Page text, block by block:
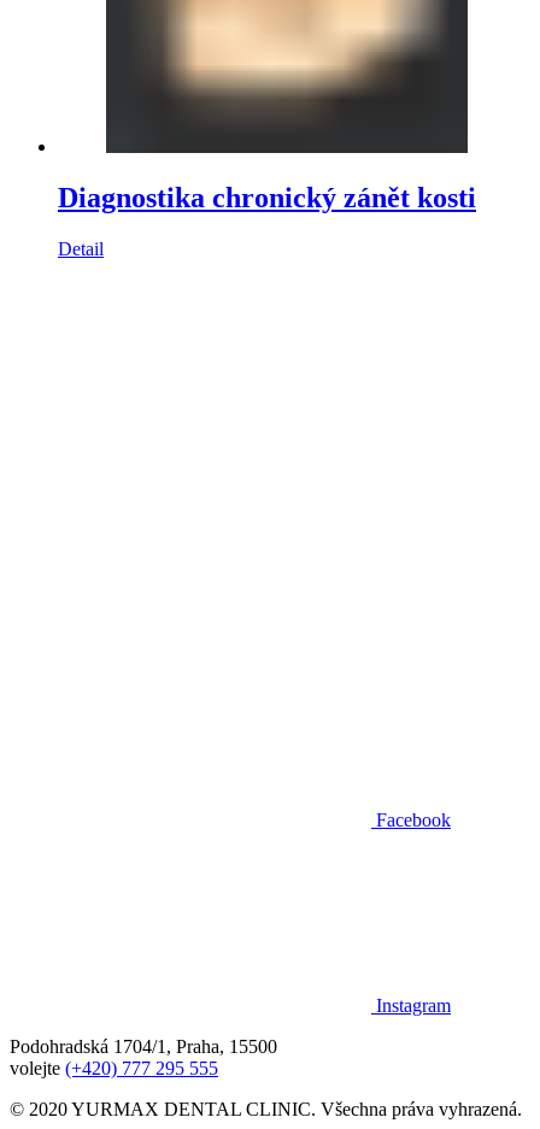
Diagnostika chronický zánět kosti
Detail
Facebook
Instagram
Podohradská 1704/1, Praha, 15500
volejte (+420) 777 295 555
© 2020 YURMAX DENTAL CLINIC. Všechna práva vyhrazená.